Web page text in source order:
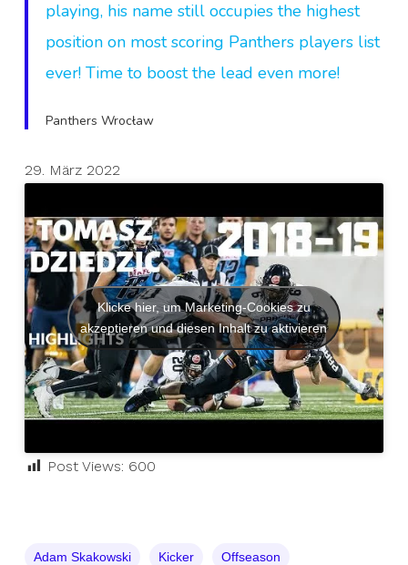
playing, his name still occupies the highest
position on most scoring Panthers players list
ever! Time to boost the lead even more!
Panthers Wrocław
29. März 2022
Klicke hier, um Marketing-Cookies zu
akzeptieren und diesen Inhalt zu aktivieren
Post Views: 600
Adam Skakowski Kicker Offseason